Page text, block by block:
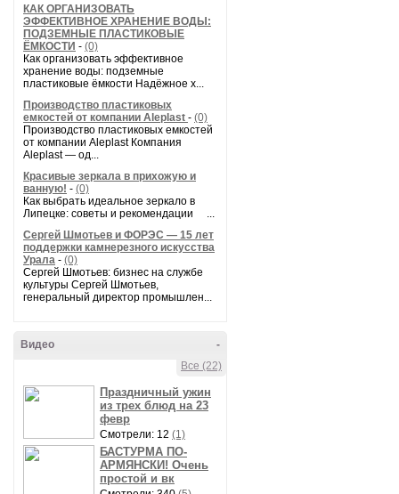
КАК ОРГАНИЗОВАТЬ
ЭФФЕКТИВНОЕ ХРАНЕНИЕ ВОДЫ:
ПОДЗЕМНЫЕ ПЛАСТИКОВЫЕ
ЁМКОСТИ - (0)
Как организовать эффективное
хранение воды: подземные
пластиковые ёмкости Надёжное х...
Производство пластиковых
емкостей от компании Aleplast - (0)
Производство пластиковых емкостей
от компании Aleplast Компания
Aleplast — од...
Красивые зеркала в прихожую и
ванную! - (0)
Как выбрать идеальное зеркало в
Липецке: советы и рекомендации ...
Сергей Шмотьев и ФОРЭС — 15 лет
поддержки камнерезного искусства
Урала - (0)
Сергей Шмотьев: бизнес на службе
культуры Сергей Шмотьев,
генеральный директор промышлен...
-
Видео
Все (22)
Праздничный ужин
из трех блюд на 23
февр
Смотрели: 12 (1)
БАСТУРМА ПО-
АРМЯНСКИ! Очень
простой и вк